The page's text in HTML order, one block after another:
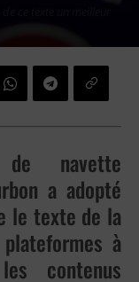
navette
a adopté
le texte de la
à
contenus